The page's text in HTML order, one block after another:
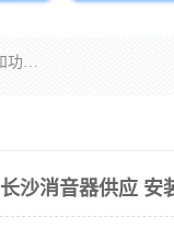
消音器主要用于降低机械设备或枪械等产生的噪声。它通过阻尼或增加排气面积来降低排气速度和功率，从而降低噪声。常见的消音器类型包括阻性消声器、抗性消声器、共振消声器以及阻抗复合式消声器等。这些消音器各有特点，适用于不同频率的噪声消除。
长沙消音器供应 安